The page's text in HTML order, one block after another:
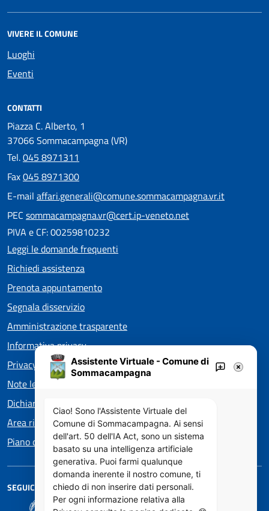
VIVERE IL COMUNE
Luoghi
Eventi
CONTATTI
Piazza C. Alberto, 1
37066 Sommacampagna (VR)
Tel.045 8971311
Fax045 8971300
E-mail affari.generali@comune.sommacampagna.vr.it
PEC sommacampagna.vr@cert.ip-veneto.net
PIVA e CF: 00259810232
Leggi le domande frequenti
Richiedi assistenza
Prenota appuntamento
Segnala disservizio
Amministrazione trasparente
Informativa privacy
Privacy policy EOS
Note legali
Dichiarazione di accessibilità
Area riservata
Piano di Miglioramento dei servizi
SEGUICI SU
Assistente Virtuale - Comune di
Sommacampagna
Ciao! Sono l'Assistente Virtuale del
Comune di Sommacampagna. Ai sensi
dell'art. 50 dell'IA Act, sono un sistema
basato su una intelligenza artificiale
generativa. Puoi farmi qualunque
domanda inerente il nostro comune, ti
chiedo di non inserire dati personali.
Per ogni informazione relativa alla